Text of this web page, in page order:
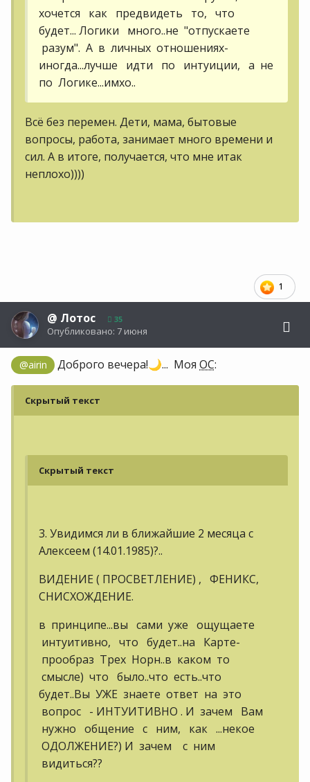
хочется как предвидеть то, что
будет... Логики много..не "отпускаете
разум". А в личных отношениях-
иногда...лучше идти по интуиции, а не
по Логике...имхо..
Всё без перемен. Дети, мама, бытовые
вопросы, работа, занимает много времени и
сил. А в итоге, получается, что мне итак
неплохо))))
1
@ Лотос 35
Опубликовано: 7 июня
@airin Доброго вечера!🌙... МояОС:
Скрытый текст
Скрытый текст
3. Увидимся ли в ближайшие 2 месяца с
Алексеем (14.01.1985)?..
ВИДЕНИЕ ( ПРОСВЕТЛЕНИЕ) , ФЕНИКС,
СНИСХОЖДЕНИЕ.
в принципе...вы сами уже ощущаете
интуитивно, что будет..на Карте-
прообраз Трех Норн..в каком то
смысле) что было..что есть..что
будет..Вы УЖЕ знаете ответ на это
вопрос - ИНТУИТИВНО . И зачем Вам
нужно общение с ним, как ...некое
ОДОЛЖЕНИЕ?) И зачем с ним
видиться??